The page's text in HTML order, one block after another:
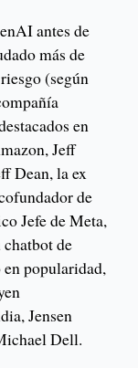
antes de
más de
(según
en
Jeff
Dean, la ex
de
Jefe de Meta,
de
popularidad,
Jensen
Dell.